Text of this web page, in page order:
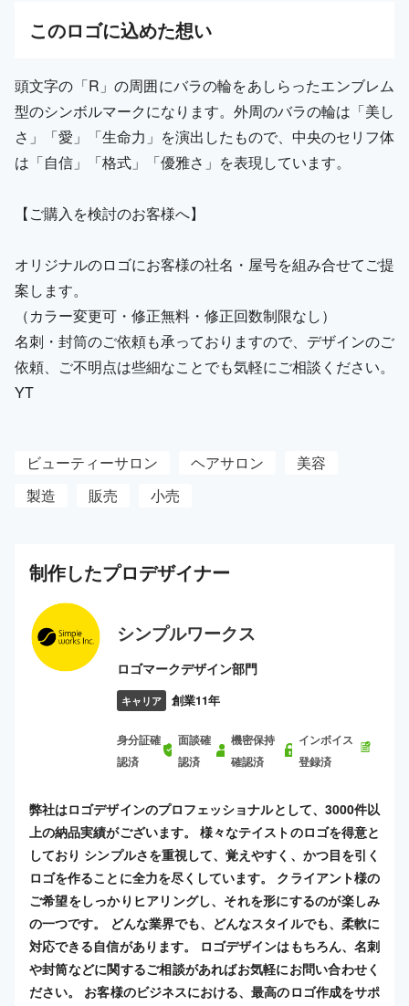
このロゴに込めた想い
頭文字の「R」の周囲にバラの輪をあしらったエンブレム
型のシンボルマークになります。外周のバラの輪は「美し
さ」「愛」「生命力」を演出したもので、中央のセリフ体
は「自信」「格式」「優雅さ」を表現しています。
【ご購入を検討のお客様へ】
オリジナルのロゴにお客様の社名・屋号を組み合せてご提
案します。
（カラー変更可・修正無料・修正回数制限なし）
名刺・封筒のご依頼も承っておりますので、デザインのご
依頼、ご不明点は些細なことでも気軽にご相談ください。
YT
ビューティーサロン ヘアサロン
美容
製造
販売 小売
制作したプロデザイナー
シンプルワークス
ロゴマークデザイン部門
キャリア 創業11年
身分証確
認済
面談確
認済
機密保持
確認済
インボイス
登録済
弊社はロゴデザインのプロフェッショナルとして、3000件以
上の納品実績がございます。 様々なテイストのロゴを得意と
しており シンプルさを重視して、覚えやすく、かつ目を引く
ロゴを作ることに全力を尽くしています。 クライアント様の
ご希望をしっかりヒアリングし、それを形にするのが楽しみ
の一つです。 どんな業界でも、どんなスタイルでも、柔軟に
対応できる自信があります。 ロゴデザインはもちろん、名刺
や封筒などに関するご相談があればお気軽にお問い合わせく
ださい。 お客様のビジネスにおける、最高のロゴ作成をサポ